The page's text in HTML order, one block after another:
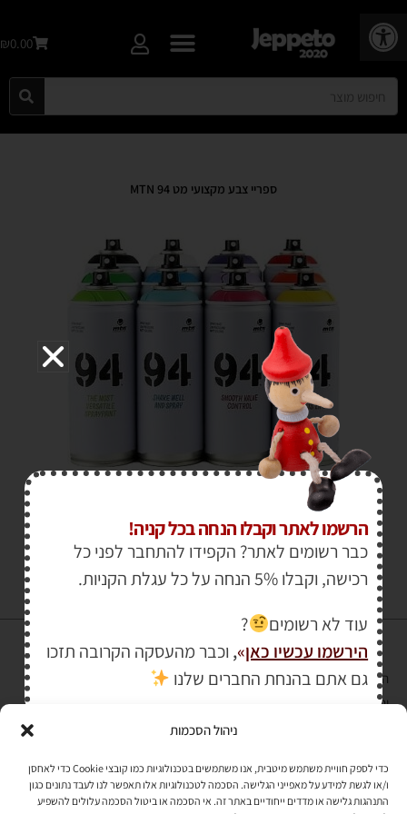
פתח סרגל נגישות
ניהול הסכמות
כדי לספק חוויית משתמש מיטבית, אנו משתמשים בטכנולוגיות כמו קובצי Cookie כדי לאחסן
ו/או לגשת למידע על מאפייני הגלישה. הסכמה לטכנולוגיות אלו תאפשר לנו לעבד נתונים כגון
התנהגות גלישה או מדדים ייחודיים באתר זה. אי הסכמה או ביטול הסכמה עלולים להשפיע
₪0.00
ספריי צבע מקצועי מט MTN 94
והעומד בתקן אבטחה PCI DSS Level-1
לתקנון האתר»
הרשמו לאתר וקבלו הנחה בכל קניה!
כבר רשומים לאתר? הקפידו להתחבר לפני כל
רכישה, וקבלו 5% הנחה על כל עגלת הקניות.
עוד לא רשומים
?
הירשמו עכשיו כאן»
, וכבר מהעסקה הקרובה תזכו
גם אתם בהנחת החברים שלנו